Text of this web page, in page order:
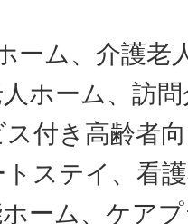
ーム、介護老
ホーム、訪
付き高齢者
ステイ、看
ーム、ケア